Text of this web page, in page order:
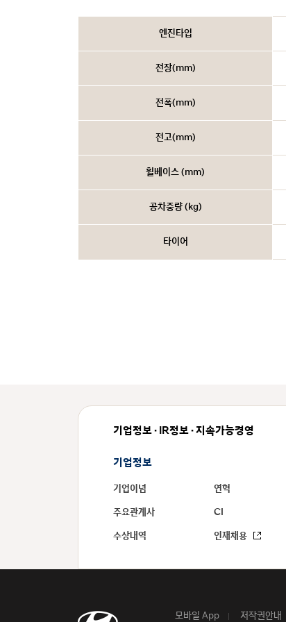
엔진타입
전장(mm)
전폭(mm)
전고(mm)
휠베이스 (mm)
공차중량 (kg)
타이어
기업정보 · IR정보 · 지속가능경영
기업정보
기업이념 연혁
주요관계사 CI
수상내역 인재채용
모바일 App 저작권안내